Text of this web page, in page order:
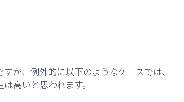
が、例外的に以下のようなケースでは、
は高いと思われます。